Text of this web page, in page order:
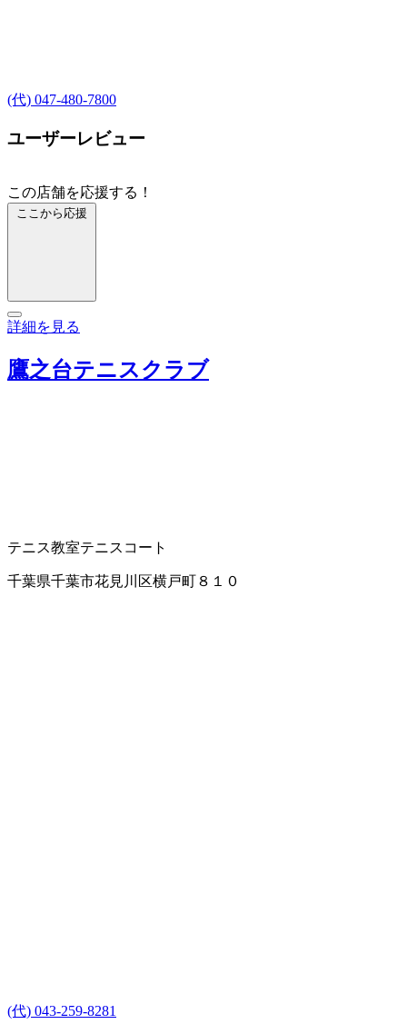
(代) 047-480-7800
ユーザーレビュー
この店舗を応援する！
ここから応援
詳細を見る
鷹之台テニスクラブ
テニス教室テニスコート
千葉県千葉市花見川区横戸町８１０
(代) 043-259-8281